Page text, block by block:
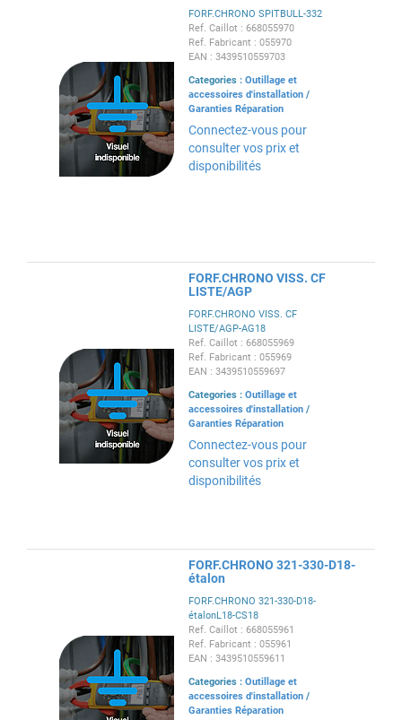
FORF.CHRONO SPITBULL-332
Ref. Caillot : 668055970
Ref. Fabricant : 055970
EAN : 3439510559703
Categories : Outillage et
accessoires d'installation /
Garanties Réparation
Connectez-vous pour
consulter vos prix et
disponibilités
FORF.CHRONO VISS. CF
LISTE/AGP
FORF.CHRONO VISS. CF
LISTE/AGP-AG18
Ref. Caillot : 668055969
Ref. Fabricant : 055969
EAN : 3439510559697
Categories : Outillage et
accessoires d'installation /
Garanties Réparation
Connectez-vous pour
consulter vos prix et
disponibilités
FORF.CHRONO 321-330-D18-
étalon
FORF.CHRONO 321-330-D18-
étalonL18-CS18
Ref. Caillot : 668055961
Ref. Fabricant : 055961
EAN : 3439510559611
Categories : Outillage et
accessoires d'installation /
Garanties Réparation